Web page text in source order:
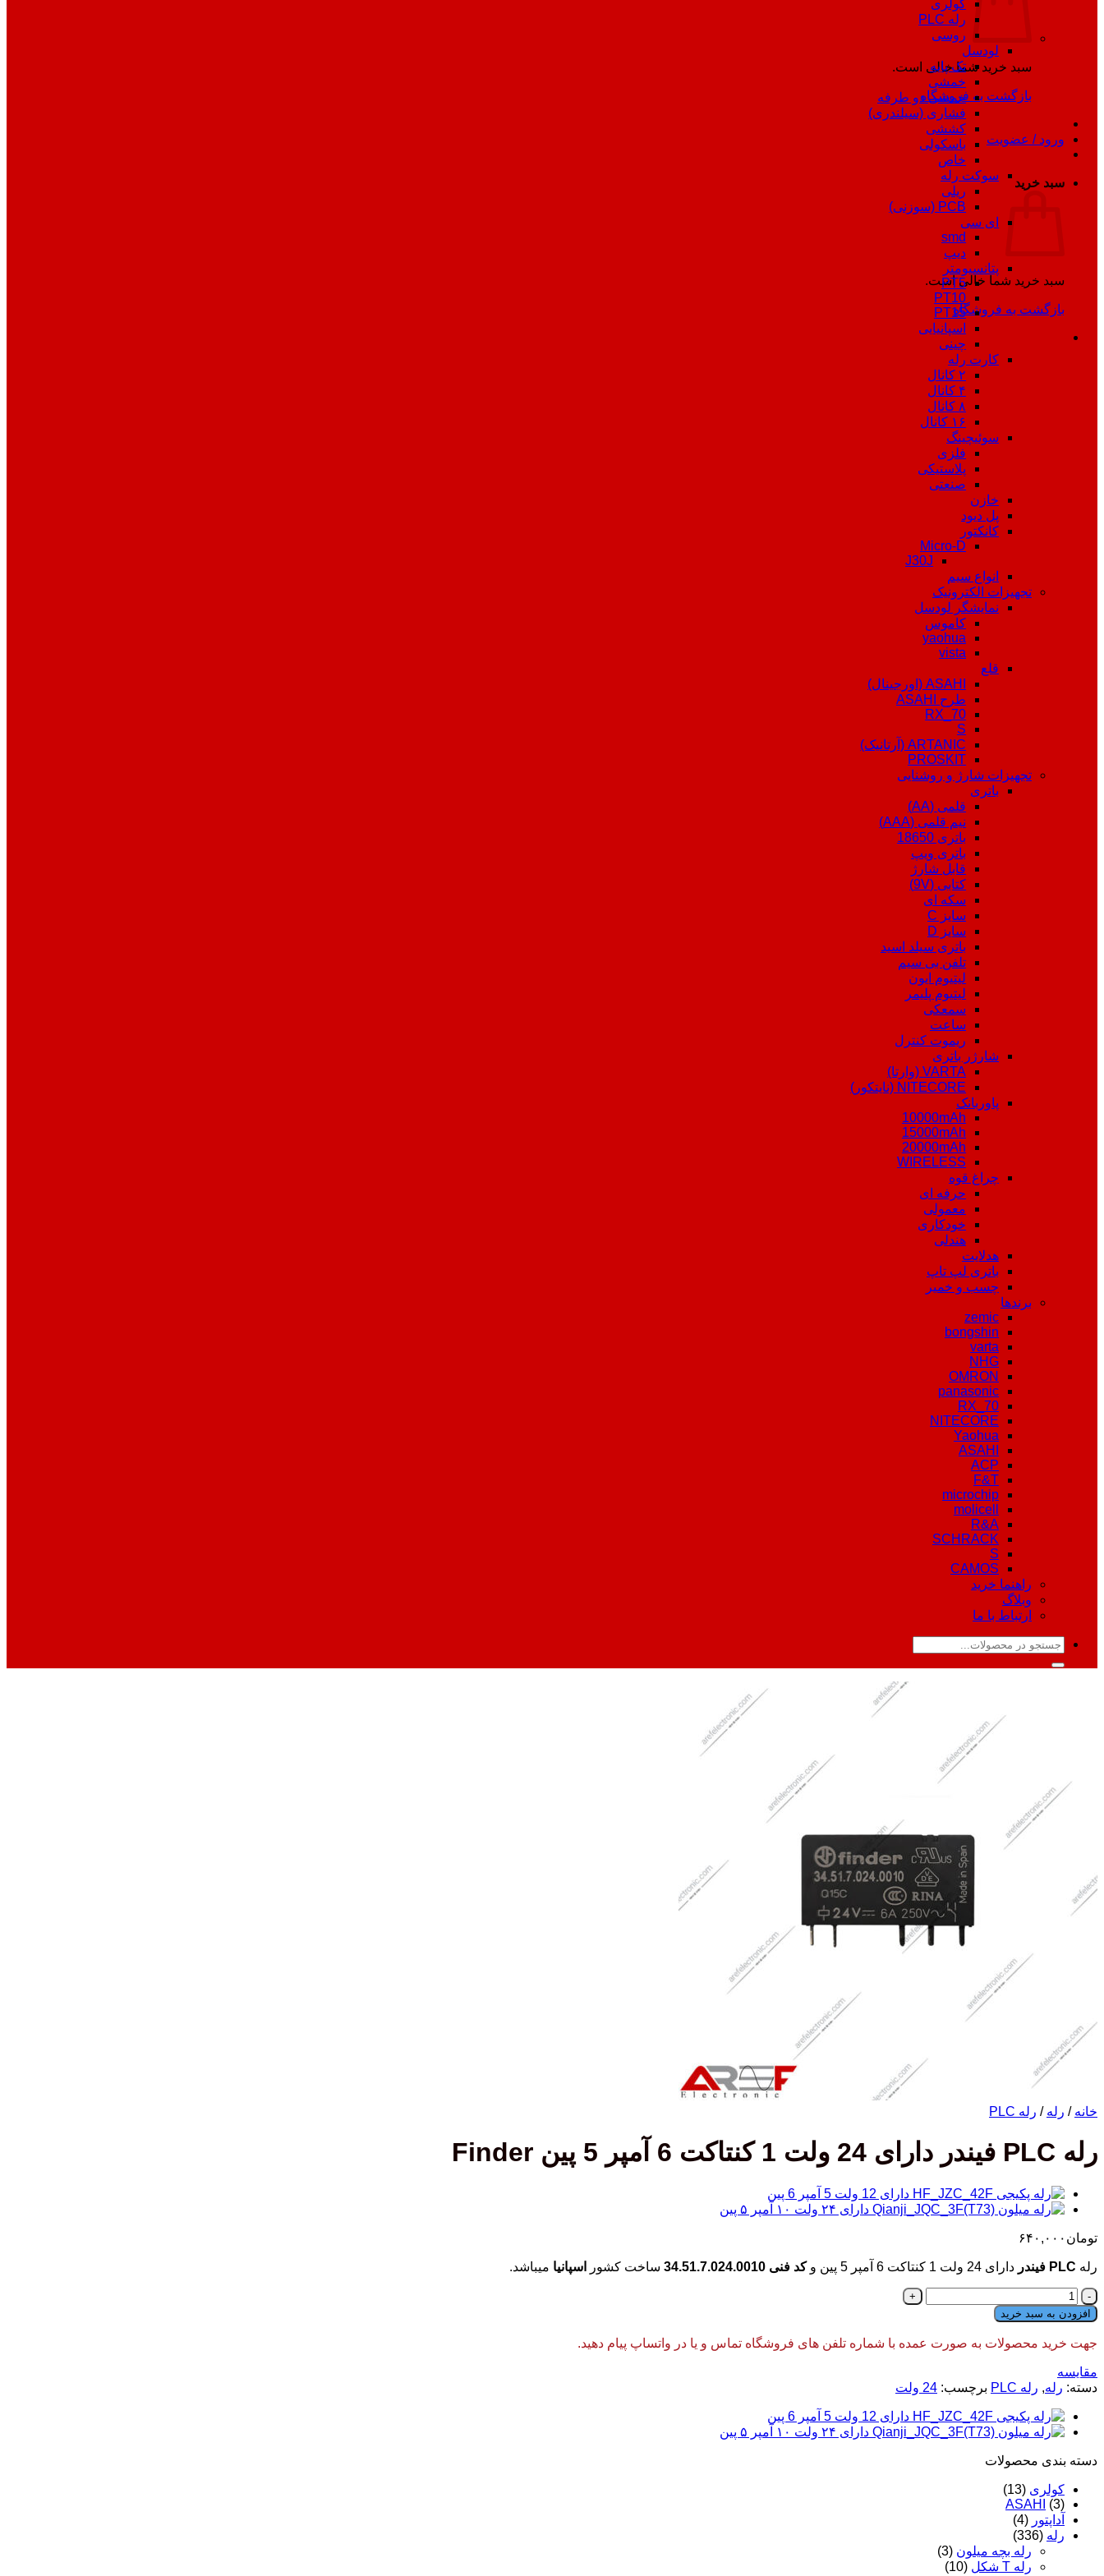
سبد خرید شما خالی است.
بازگشت به فروشگاه
ورود / عضویت
سبد خرید
سبد خرید شما خالی است.
بازگشت به فروشگاه
کولری
رله PLC
روسی
لودسل
تک پایه
خمشی
خمشی دو طرفه
فشاری (سیلندری)
کششی
باسکولی
خاص
سوکت رله
ریلی
PCB (سوزنی)
ای سی
smd
دیپ
پتانسیومتر
PT5
PT10
PT15
اسپانیایی
چینی
کارت رله
۲ کانال
۴ کانال
۸ کانال
۱۶ کانال
سوئیچینگ
فلزی
پلاستیکی
صنعتی
خازن
پل دیود
کانکتور
Micro-D
J30J
انواع سیم
تجهیزات الکترونیک
نمایشگر لودسل
کاموس
yaohua
vista
قلع
ASAHI (اورجینال)
طرح ASAHI
RX_70
S
ARTANIC (آرتانیک)
PROSKIT
تجهیزات شارژ و روشنایی
باتری
قلمی (AA)
نیم قلمی (AAA)
باتری 18650
باتری ویپ
قابل شارژ
کتابی (9V)
سکه ای
سایز C
سایز D
باتری سیلد اسید
تلفن بی سیم
لیتیوم ایون
لیتیوم پلیمر
سمعکی
ساعت
ریموت کنترل
شارژر باتری
VARTA (وارتا)
NITECORE (نایتکور)
پاوربانک
10000mAh
15000mAh
20000mAh
WIRELESS
چراغ قوه
حرفه ای
معمولی
خودکاری
هندلی
هدلایت
باتری لپ تاپ
چسب و خمیر
برندها
zemic
bongshin
varta
NHG
OMRON
panasonic
RX_70
NITECORE
Yaohua
ASAHI
ACP
F&T
microchip
molicell
R&A
SCHRACK
S
CAMOS
راهنما خرید
وبلاگ
ارتباط با ما
جستجو
خانه / رله / رله PLC
رله PLC فیندر دارای 24 ولت 1 کنتاکت 6 آمپر 5 پین Finder
تومان ۶۴۰,۰۰۰
رله PLC فیندر دارای 24 ولت 1 کنتاکت 6 آمپر 5 پین و کد فنی 34.51.7.024.0010 ساخت کشور اسپانیا میباشد.
رله
PLC
فیندر
دارای
ولت
1
6
آمپر
پین
عدد
افزودن به سبد خرید
جهت خرید محصولات به صورت عمده با شماره تلفن های فروشگاه تماس و یا در واتساپ پیام دهید.
مقایسه
دسته: رله, رله PLC برچسب: 24 ولت
دسته‌ بندی محصولات
کولری (13)
ASAHI
(3)
آداپتور (4)
رله (336)
رله بچه میلون (3)
رله T شکل
(10)